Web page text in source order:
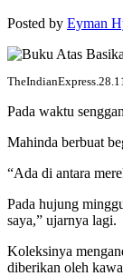
Posted by Eyman
Pada waktu
Mahinda berbuat
“Ada di antara
Pada hujung
saya,” ujarnya lagi.
Koleksinya
diberikan oleh